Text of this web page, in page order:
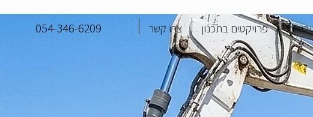
פרויקטים בתכנון צרו קשר 054-346-6209